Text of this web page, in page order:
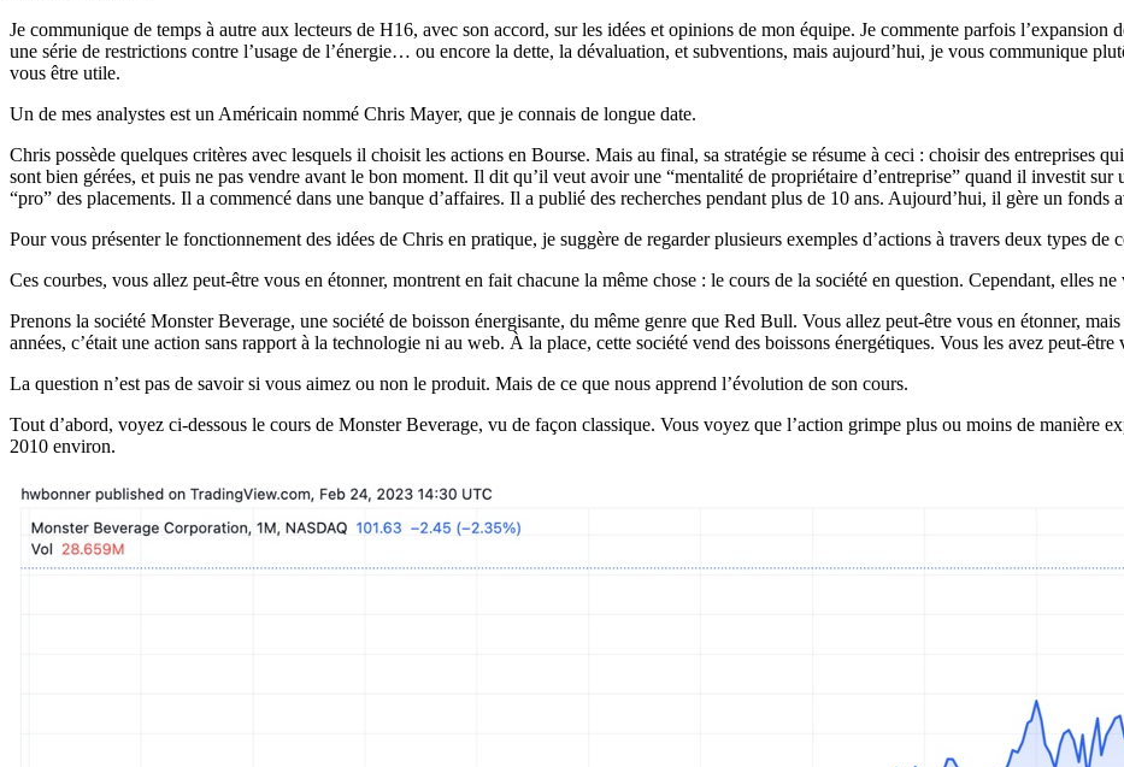
Je communique de temps à autre aux lecteurs de H16, avec son accord, sur les idées et opinions de mon équipe. Je commente parfois
une série de restrictions contre l’usage de l’énergie… ou encore la dette, la dévaluation, et subventions, mais aujourd’hui, je vous communique
vous être utile.
Un de mes analystes est un Américain nommé Chris Mayer, que je connais de longue date.
Chris possède quelques critères avec lesquels il choisit les actions en Bourse. Mais au final, sa stratégie se résume à ceci : choisir des entreprises
sont bien gérées, et puis ne pas vendre avant le bon moment. Il dit qu’il veut avoir une “mentalité de propriétaire d’entreprise” quand il investit
“pro” des placements. Il a commencé dans une banque d’affaires. Il a publié des recherches pendant plus de 10 ans. Aujourd’hui, il gère un fonds
Pour vous présenter le fonctionnement des idées de Chris en pratique, je suggère de regarder plusieurs exemples d’actions à travers deux types de
Ces courbes, vous allez peut-être vous en étonner, montrent en fait chacune la même chose : le cours de la société en question. Cependant, elles
Prenons la société Monster Beverage, une société de boisson énergisante, du même genre que Red Bull. Vous allez peut-être vous en étonner,
années, c’était une action sans rapport à la technologie ni au web. À la place, cette société vend des boissons énergétiques. Vous les avez peut-être
La question n’est pas de savoir si vous aimez ou non le produit. Mais de ce que nous apprend l’évolution de son cours.
Tout d’abord, voyez ci-dessous le cours de Monster Beverage, vu de façon classique. Vous voyez que l’action grimpe plus ou moins de manière
2010 environ.